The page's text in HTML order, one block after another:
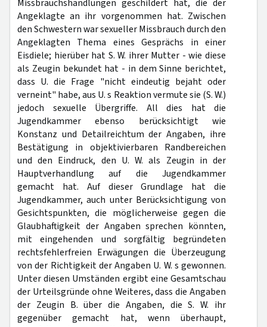
Missbrauchshandlungen geschildert hat, die der
Angeklagte an ihr vorgenommen hat. Zwischen
den Schwestern war sexueller Missbrauch durch den
Angeklagten Thema eines Gesprächs in einer
Eisdiele; hierüber hat S. W. ihrer Mutter - wie diese
als Zeugin bekundet hat - in dem Sinne berichtet,
dass U. die Frage "nicht eindeutig bejaht oder
verneint" habe, aus U. s Reaktion vermute sie (S. W.)
jedoch sexuelle Übergriffe. All dies hat die
Jugendkammer ebenso berücksichtigt wie
Konstanz und Detailreichtum der Angaben, ihre
Bestätigung in objektivierbaren Randbereichen
und den Eindruck, den U. W. als Zeugin in der
Hauptverhandlung auf die Jugendkammer
gemacht hat. Auf dieser Grundlage hat die
Jugendkammer, auch unter Berücksichtigung von
Gesichtspunkten, die möglicherweise gegen die
Glaubhaftigkeit der Angaben sprechen könnten,
mit eingehenden und sorgfältig begründeten
rechtsfehlerfreien Erwägungen die Überzeugung
von der Richtigkeit der Angaben U. W. s gewonnen.
Unter diesen Umständen ergibt eine Gesamtschau
der Urteilsgründe ohne Weiteres, dass die Angaben
der Zeugin B. über die Angaben, die S. W. ihr
gegenüber gemacht hat, wenn überhaupt,